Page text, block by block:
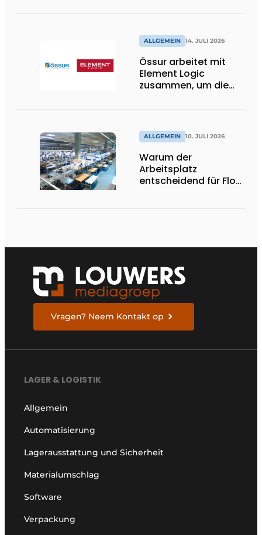
ALLGEMEIN 14. JULI 2026
Össur arbeitet mit
Element Logic
zusammen, um die
unterstützen
ALLGEMEIN 10. JULI 2026
Warum der
Arbeitsplatz
entscheidend für Flow,
Vragen? Neem Kontakt op
LAGER & LOGISTIK
Allgemein
Automatisierung
Lagerausstattung und Sicherheit
Materialumschlag
Software
Verpackung